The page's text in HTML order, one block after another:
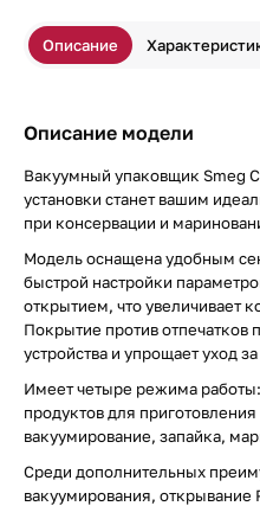
Описание
Описание модели
Вакуумный упаковщик Smeg
установки станет вашим
при консервации и
Модель оснащена удобным
быстрой настройки
открытием, что увеличивает
Покрытие против отпечатков
устройства и упрощает уход
Имеет четыре режима
продуктов для
вакуумирование, запайка,
Среди дополнительных
вакуумирования, открывание